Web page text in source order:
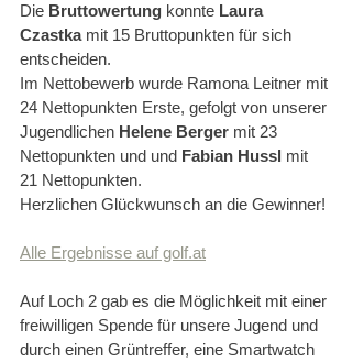
Die Bruttowertung konnte Laura
Czastka mit 15 Bruttopunkten für sich
entscheiden.
Im Nettobewerb wurde Ramona Leitner mit
24 Nettopunkten Erste, gefolgt von unserer
Jugendlichen Helene Berger mit 23
Nettopunkten und und Fabian Hussl mit
21 Nettopunkten.
Herzlichen Glückwunsch an die Gewinner!
Alle Ergebnisse auf golf.at
Auf Loch 2 gab es die Möglichkeit mit einer
freiwilligen Spende für unsere Jugend und
durch einen Grüntreffer, eine Smartwatch